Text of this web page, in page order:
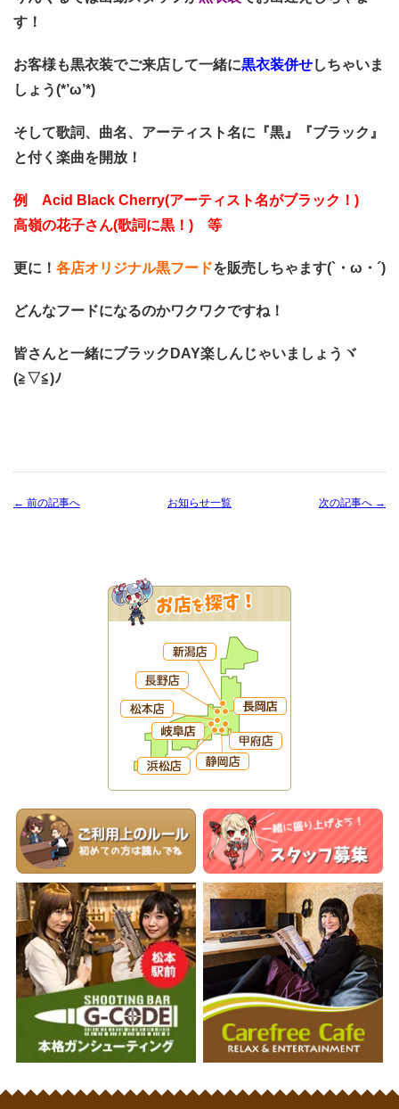
す！
お客様も黒衣装でご来店して一緒に黒衣装併せしちゃいま
しょう(*’ω’*)
そして歌詞、曲名、アーティスト名に『黒』『ブラック』
と付く楽曲を開放！
例 Acid Black Cherry(アーティスト名がブラック！)
高嶺の花子さん(歌詞に黒！) 等
更に！ 各店オリジナル黒フードを販売しちゃます(`・ω・´)
どんなフードになるのかワクワクですね！
皆さんと一緒にブラックDAY楽しんじゃいましょうヾ
(≧▽≦)ﾉ
← 前の記事へ 次の記事へ →
お知らせ一覧